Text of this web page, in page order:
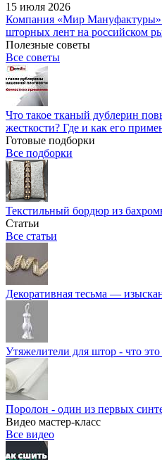
15 июля 2026
Компания «Мир
шторных лент на российском
Полезные советы
Все советы
Что такое тканый дублерин
жесткости? Где и как его
Готовые подборки
Все подборки
Текстильный бордюр из
Статьи
Все статьи
Декоративная тесьма —
Утяжелители для штор - что это
Поролон - один из первых
Видео мастер-класс
Все видео